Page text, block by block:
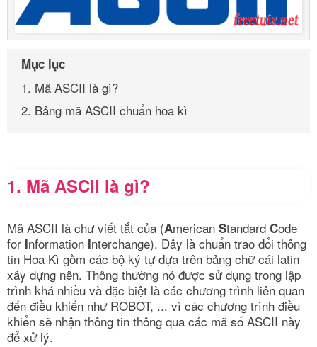
Mục lục
1. Mã ASCII là gì?
2. Bảng mã ASCII chuẩn hoa kì
1. Mã ASCII là gì?
Mã ASCII là chư viết tắt của (American Standard Code
for Information Interchange). Đây là chuẩn trao đổi thông
tin Hoa Kì gồm các bộ ký tự dựa trên bảng chữ cái latin
xây dựng nên. Thông thường nó được sử dụng trong lập
trình khá nhiều và đặc biệt là các chương trình liên quan
đến điều khiển như ROBOT, ... vì các chương trình điều
khiển sẽ nhận thông tin thông qua các mã số ASCII này
để xử lý.